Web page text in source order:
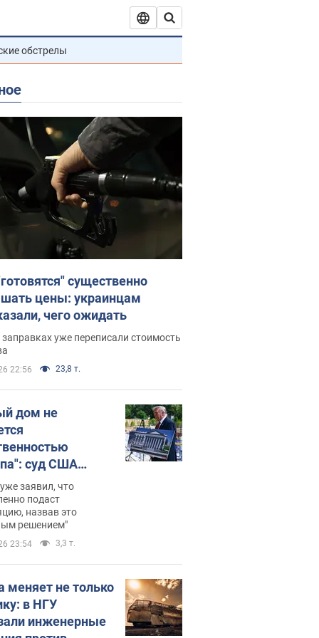
обстрелы
существенно
цены: украинцам
чего ожидать
уже переписали стоимость
22:56 23,8 т.
дом не
суд США
зала
400 млн
заявил, что
подаст
назвав это
решением"
23:54 3,3 т.
меняет не только
в НГУ
инженерные